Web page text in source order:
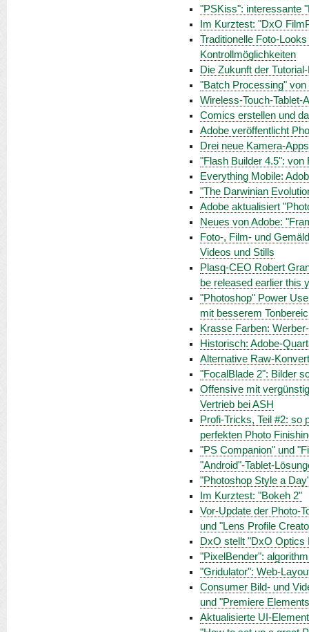
"PSKiss": interessante
Im Kurztest: "DxO
Traditionelle Foto-
Kontrollmöglichkeiten
Die Zukunft der
"Batch Processing"
Wireless-Touch-Tablet-
Comics erstellen und
Adobe veröffentlicht
Drei neue Kamera-
"Flash Builder 4.5": von
Everything Mobile:
"The Darwinian
Adobe aktualisiert
Neues von Adobe:
Foto-, Film- und
Videos und Stills
Plasq-CEO Robert
be released earlier this
"Photoshop" Power
mit besserem
Krasse Farben:
Historisch: Adobe-
Alternative Raw-
"FocalBlade 2": Bilder
Offensive mit
Vertrieb bei ASH
Profi-Tricks, Teil #2: so
perfekten Photo
"PS Companion" und
"Android"-Tablet-
"Photoshop Style a
Im Kurztest: "Bokeh 2"
Vor-Update der Photo-
und "Lens Profile
DxO stellt "DxO Optics
"PixelBender":
"Gridulator": Web-
Consumer Bild- und
und "Premiere
Aktualisierte UI-